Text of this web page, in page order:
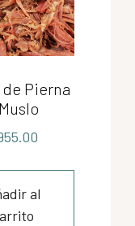
Pierna
al